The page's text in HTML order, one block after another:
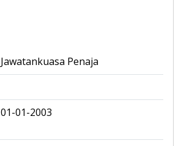
Jawatankuasa Penaja
01-01-2003